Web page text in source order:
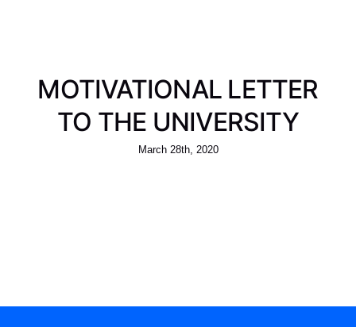
MOTIVATIONAL LETTER
TO THE UNIVERSITY
March 28th, 2020